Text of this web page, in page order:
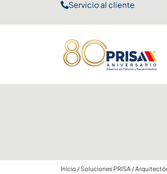
Servicio al cliente
Inicio/ Soluciones PRISA/